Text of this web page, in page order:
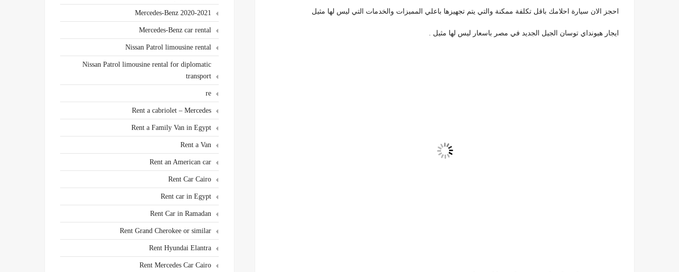
احجز الان سيارة احلامك باقل تكلفة ممكنة والتي يتم تجهيزها باعلي المميزات والخدمات التي ليس لها مثيل
ايجار هيونداي توسان الجيل الجديد في مصر باسعار ليس لها مثيل .
Mercedes-Benz 2020-2021
Mercedes-Benz car rental
Nissan Patrol limousine rental
Nissan Patrol limousine rental for diplomatic
transport
re
Rent a cabriolet – Mercedes
Rent a Family Van in Egypt
Rent a Van
Rent an American car
Rent Car Cairo
Rent car in Egypt
Rent Car in Ramadan
Rent Grand Cherokee or similar
Rent Hyundai Elantra
Rent Mercedes Car Cairo